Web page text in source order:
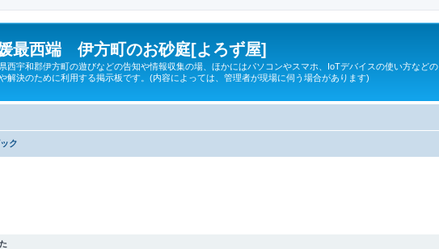
最西端 伊方町のお砂庭[よろず屋]
西宇和郡伊方町の遊びなどの告知や情報収集の場、ほかにはパソコンやスマホ、IoTデバイスの使い方などの
解決のために利用する掲示板です。(内容によっては、管理者が現場に伺う場合があります)
ク